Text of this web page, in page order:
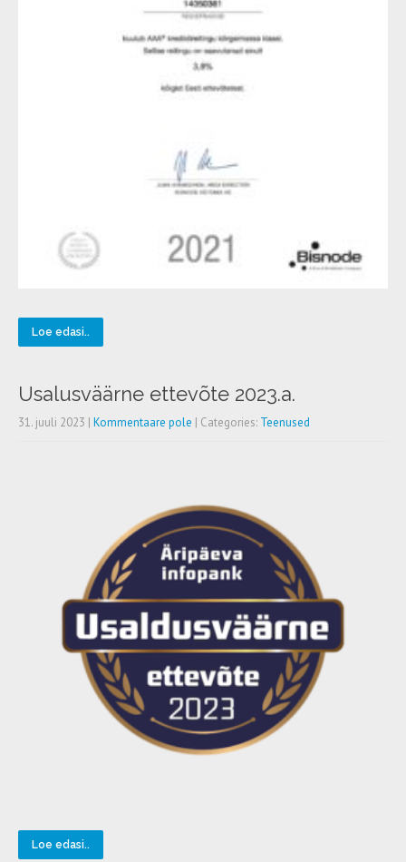
Loe edasi..
Usalusväärne ettevõte 2023.a.
31. juuli 2023 | Kommentaare pole | Categories: Teenused
Loe edasi..